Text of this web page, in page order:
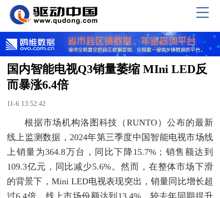
国内智能电视Q3销量萎缩 MIni LED反
而暴涨6.4倍
11-6 13:52:42
根据市场机构洛图科技（RUNTO）公布的最新
线上监测数据，2024年第三季度中国智能电视市场线
上销量为364.8万台，同比下降15.7%；销售额达到
109.3亿元，同比减少5.6%。然而，在整体市场下滑
的背景下，Mini LED电视表现突出，销量同比增长超
过6.4倍，线上市场份额达到13.4%，较去年同期提升